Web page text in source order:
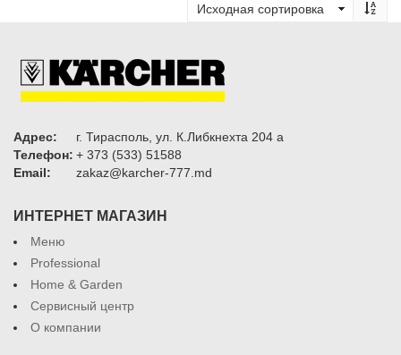
Адрес:
г. Тирасполь, ул. К.Либкнехта 204 а
Телефон: + 373 (533) 51588
Email:
zakaz@karcher-777.md
ИНТЕРНЕТ МАГАЗИН
Меню
Professional
Home & Garden
Сервисный центр
О компании